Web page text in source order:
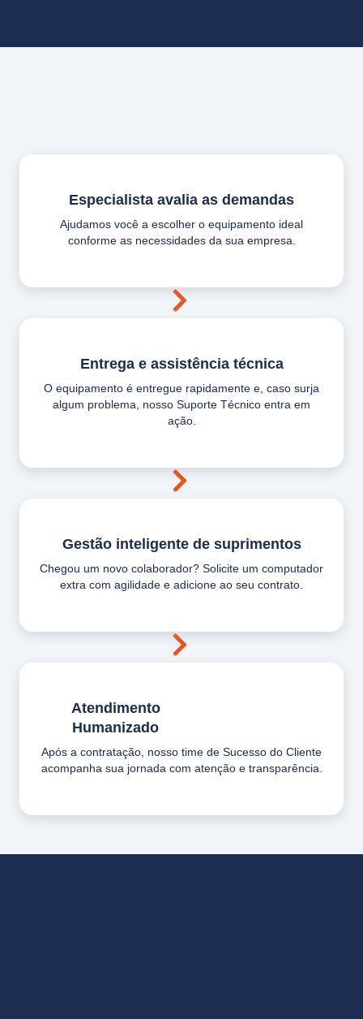
Especialista avalia as demandas
Ajudamos você a escolher o equipamento ideal
conforme as necessidades da sua empresa.
Entrega e assistência técnica
O equipamento é entregue rapidamente e, caso surja
algum problema, nosso Suporte Técnico entra em
ação.
Gestão inteligente de suprimentos
Chegou um novo colaborador? Solicite um computador
extra com agilidade e adicione ao seu contrato.
Atendimento
Humanizado
Após a contratação, nosso time de Sucesso do Cliente
acompanha sua jornada com atenção e transparência.